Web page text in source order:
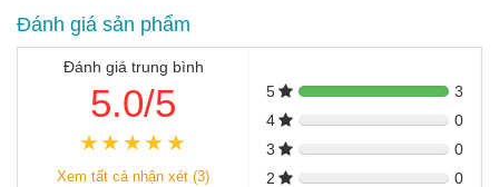
Đánh giá sản phẩm
Đánh giá trung bình
5.0/5
Xem tất cả nhận xét (3)
5
3
4
0
3
0
2
0